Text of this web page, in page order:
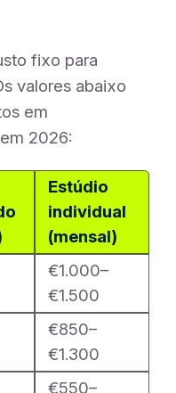
fixo para
valores abaixo
em
2026:
Estúdio
individual
(mensal)
€1.000–
€1.500
€850–
€1.300
€550–